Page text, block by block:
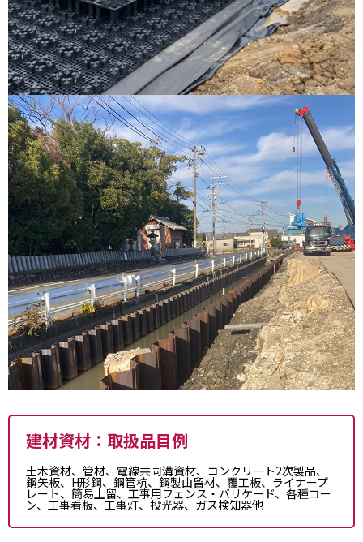
建材資材：取扱品目例
土木資材、管材、電線共同溝資材、コンクリート2次製品、
鋼矢板、H形鋼、鋼管杭、鋼製山留材、覆工板、ライナープ
レート、簡易土留、工事用フェンス・バリケード、各種コー
ン、工事看板、工事灯、投光器、ガス検知器他